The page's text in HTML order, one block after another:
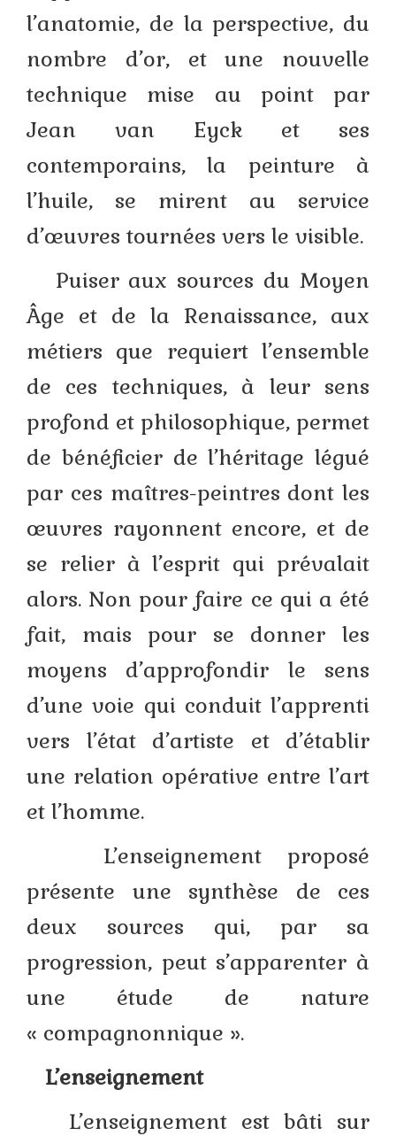
l’anatomie, de la perspective, du
nombre d’or, et une nouvelle
technique mise au point par
Jean van Eyck et ses
contemporains, la peinture à
l’huile, se mirent au service
d’œuvres tournées vers le visible.
Puiser aux sources du Moyen
Âge et de la Renaissance, aux
métiers que requiert l’ensemble
de ces techniques, à leur sens
profond et philosophique, permet
de bénéficier de l’héritage légué
par ces maîtres-peintres dont les
œuvres rayonnent encore, et de
se relier à l’esprit qui prévalait
alors. Non pour faire ce qui a été
fait, mais pour se donner les
moyens d’approfondir le sens
d’une voie qui conduit l’apprenti
vers l’état d’artiste et d’établir
une relation opérative entre l’art
et l’homme.
L’enseignement proposé
présente une synthèse de ces
deux sources qui, par sa
progression, peut s’apparenter à
une étude de nature
« compagnonnique ».
L’enseignement
L’enseignement est bâti sur